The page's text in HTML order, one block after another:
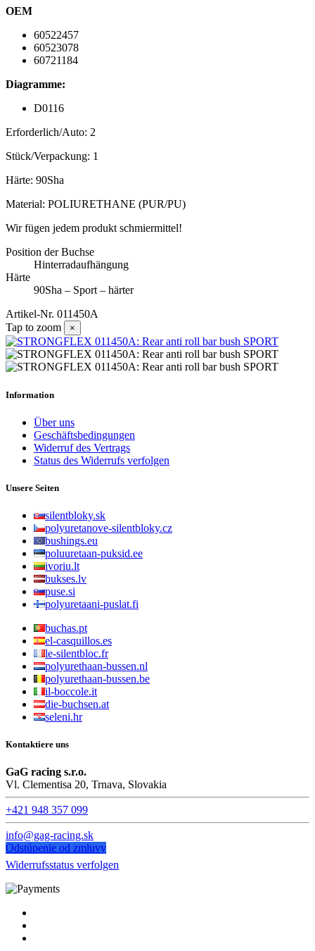
OEM
60522457
60523078
60721184
Diagramme:
D0116
Erforderlich/Auto: 2
Stück/Verpackung: 1
Härte: 90Sha
Material: POLIURETHANE (PUR/PU)
Wir fügen jedem produkt schmiermittel!
Position der Buchse
Hinterradaufhängung
Härte
90Sha – Sport – härter
Artikel-Nr. 011450A
Tap to zoom
×
Information
Über uns
Geschäftsbedingungen
Widerruf des Vertrags
Status des Widerrufs verfolgen
Unsere Seiten
silentbloky.sk
polyuretanove-silentbloky.cz
bushings.eu
poluuretaan-puksid.ee
ivoriu.lt
bukses.lv
puse.si
polyuretaani-puslat.fi
buchas.pt
el-casquillos.es
le-silentbloc.fr
polyurethaan-bussen.nl
polyurethaan-bussen.be
il-boccole.it
die-buchsen.at
seleni.hr
Kontaktiere uns
GaG racing s.r.o.
Vl. Clementisa 20, Trnava, Slovakia
+421 948 357 099
info@gag-racing.sk
Odstúpenie od zmluvy
Widerrufsstatus verfolgen